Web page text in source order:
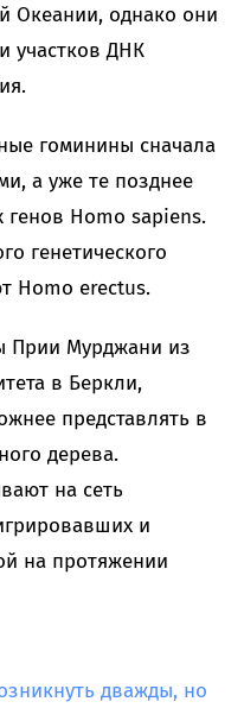
Океании, однако они
участков ДНК
гоминины сначала
а уже те позднее
генов Homo sapiens.
генетического
Homo erectus.
Прии Мурджани из
в Беркли,
представлять в
дерева.
на сеть
и
на протяжении
дважды, но